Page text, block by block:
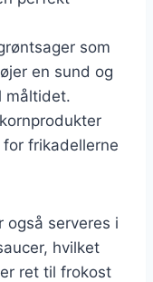
som
en sund og
måltidet.
frikadellerne
serveres i
hvilket
ret til frokost